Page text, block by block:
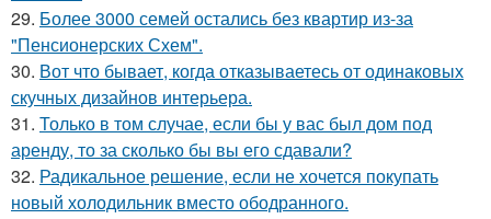
29. Более 3000 семей остались без квартир из-за
"Пенсионерских Схем".
30. Вот что бывает, когда отказываетесь от одинаковых
скучных дизайнов интерьера.
31. Только в том случае, если бы у вас был дом под
аренду, то за сколько бы вы его сдавали?
32. Радикальное решение, если не хочется покупать
новый холодильник вместо ободранного.